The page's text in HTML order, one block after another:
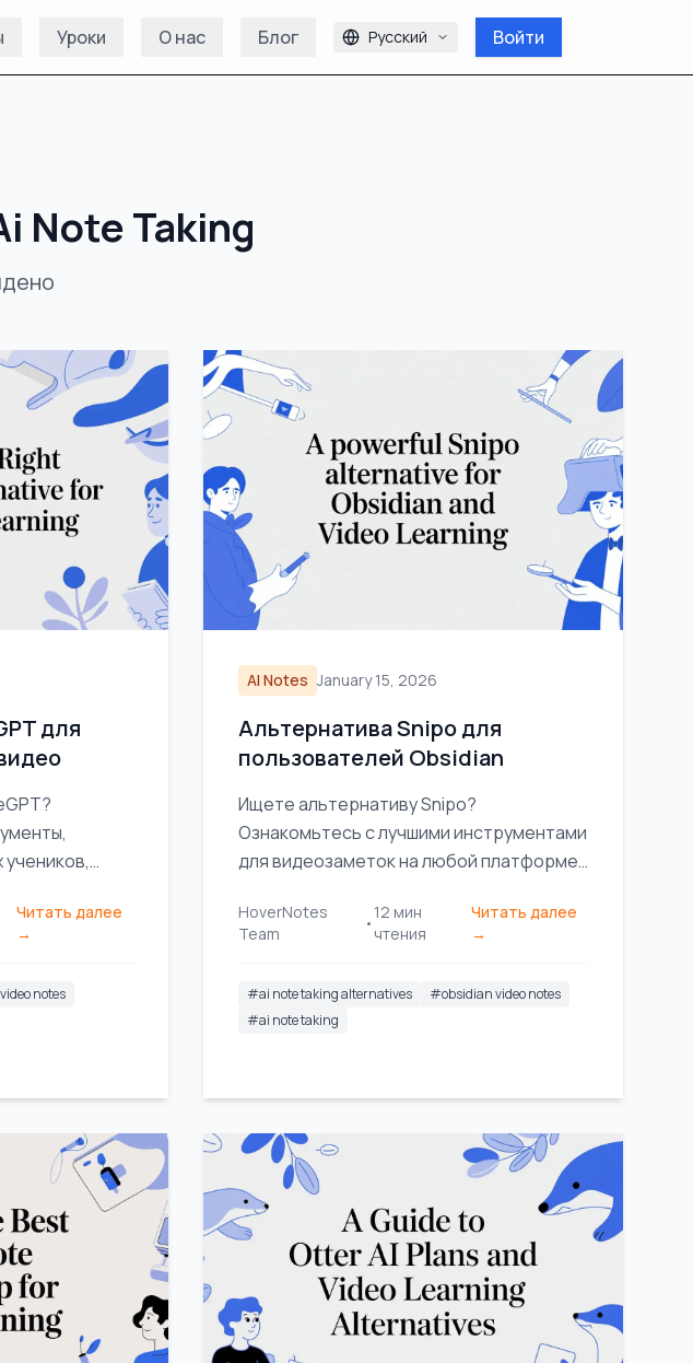
Уроки О нас Блог Русский Войти
Note Taking
для
и
Читать далее
→
notes
AI Notes January 15, 2026
Альтернатива Snipo для
пользователей Obsidian
Ищете альтернативу Snipo?
Ознакомьтесь с лучшими инструментами
для видеозаметок на любой платформе,
хранению для пользователей Obsidian.
HoverNotes
Team
•
12 мин
чтения
Читать далее
→
#ai note taking alternatives #obsidian video notes
#ai note taking